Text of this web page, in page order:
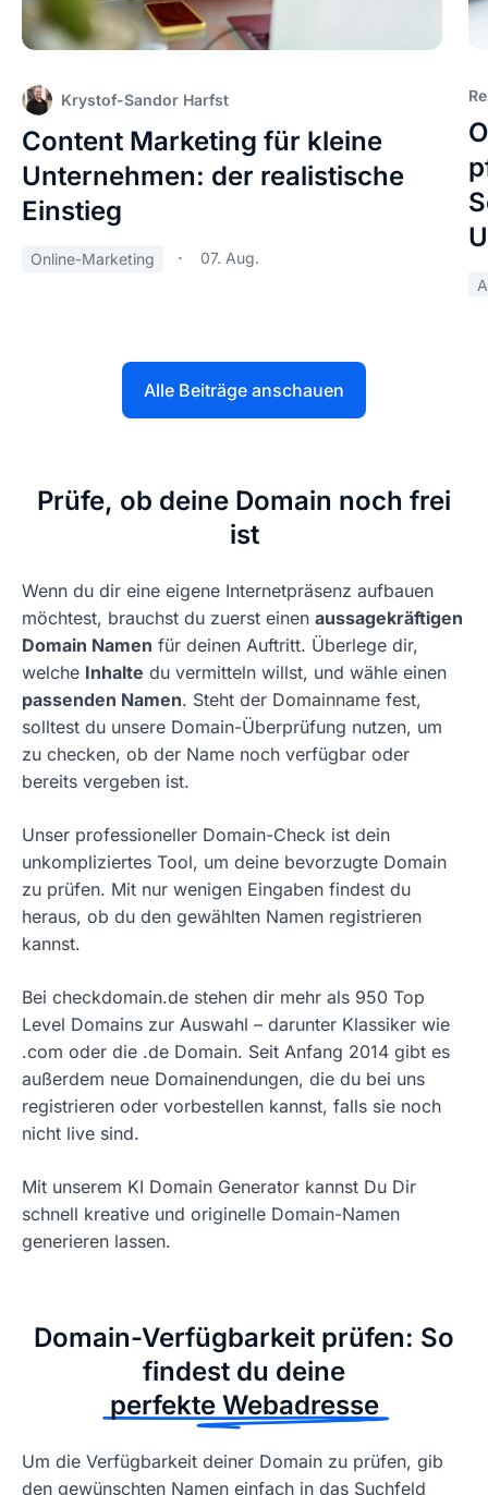
Krystof-Sandor Harfst
Content Marketing für kleine
Unternehmen: der realistische
Einstieg
Online-Marketing 07. Aug.
Alle Beiträge anschauen
Prüfe, ob deine Domain noch frei
ist
Wenn du dir eine eigene Internetpräsenz aufbauen
möchtest, brauchst du zuerst einen aussagekräftigen
Domain Namen für deinen Auftritt. Überlege dir,
welche Inhalte du vermitteln willst, und wähle einen
passenden Namen. Steht der Domainname fest,
solltest du unsere Domain-Überprüfung nutzen, um
zu checken, ob der Name noch verfügbar oder
bereits vergeben ist.
Unser professioneller Domain-Check ist dein
unkompliziertes Tool, um deine bevorzugte Domain
zu prüfen. Mit nur wenigen Eingaben findest du
heraus, ob du den gewählten Namen registrieren
kannst.
Bei checkdomain.de stehen dir mehr als 950 Top
Level Domains zur Auswahl – darunter Klassiker wie
.com oder die .de Domain. Seit Anfang 2014 gibt es
außerdem neue Domainendungen, die du bei uns
registrieren oder vorbestellen kannst, falls sie noch
nicht live sind.
Mit unserem KI Domain Generator kannst Du Dir
schnell kreative und originelle Domain-Namen
generieren lassen.
Domain-Verfügbarkeit prüfen: So
findest du deine
perfekte Webadresse
Um die Verfügbarkeit deiner Domain zu prüfen, gib
den gewünschten Namen einfach in das Suchfeld